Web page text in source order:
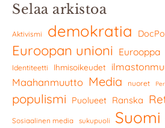
Selaa arkistoa
Aktivismi demokratia
Euroopan unioni Eurooppa
Identiteetti Ihmisoikeudet
Maahanmuutto Media nuoret
populismi Puolueet Ranska
Sosiaalinen media sukupuoli Suomi